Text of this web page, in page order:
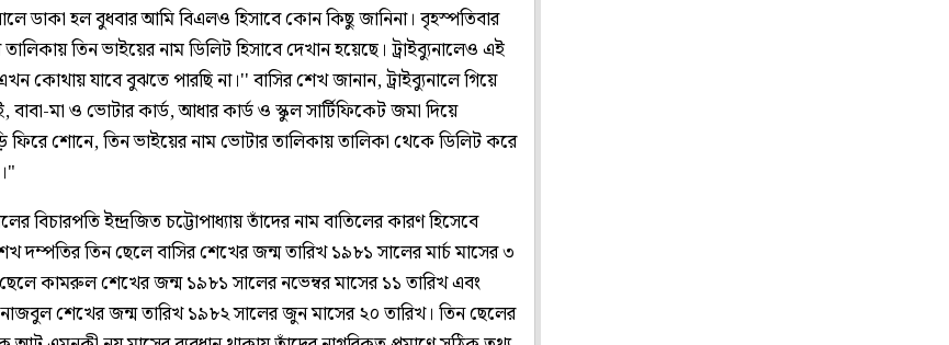
ডাকা হল বুধবার আমি বিএলও হিসাবে কোন কিছু জানিনা। বৃহস্পতিবার
তিন ভাইয়ের নাম ডিলিট হিসাবে দেখান হয়েছে। ট্রাইব্যুনালেও এই
কোথায় যাবে বুঝতে পারছি না।'' বাসির শেখ জানান, ট্রাইব্যুনালে গিয়ে
মা ও ভোটার কার্ড, আধার কার্ড ও স্কুল সার্টিফিকেট জমা দিয়ে
ফিরে শোনে, তিন ভাইয়ের নাম ভোটার তালিকায় তালিকা থেকে ডিলিট করে
বিচারপতি ইন্দ্রজিত চট্টোপাধ্যায় তাঁদের নাম বাতিলের কারণ হিসেবে
দম্পতির তিন ছেলে বাসির শেখের জন্ম তারিখ ১৯৮১ সালের মার্চ মাসের ৩
কামরুল শেখের জন্ম ১৯৮১ সালের নভেম্বর মাসের ১১ তারিখ এবং
শেখের জন্ম তারিখ ১৯৮২ সালের জুন মাসের ২০ তারিখ। তিন ছেলের